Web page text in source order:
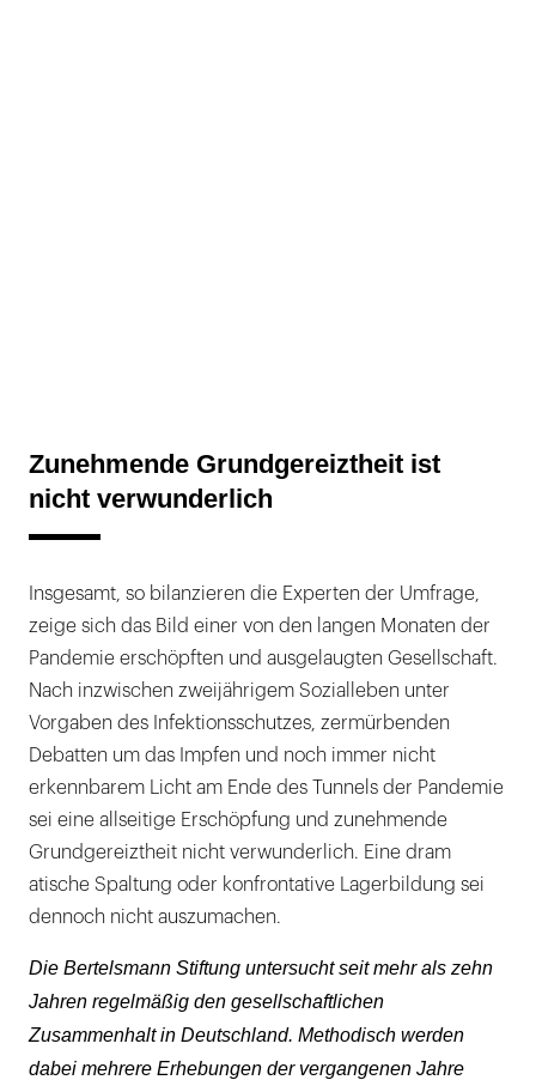
Zunehmende Grundgereiztheit ist
nicht verwunderlich
Insgesamt, so bilanzieren die Experten der Umfrage,
zeige sich das Bild einer von den langen Monaten der
Pandemie erschöpften und ausgelaugten Gesellschaft.
Nach inzwischen zweijährigem Sozialleben unter
Vorgaben des Infektionsschutzes, zermürbenden
Debatten um das Impfen und noch immer nicht
erkennbarem Licht am Ende des Tunnels der Pandemie
sei eine allseitige Erschöpfung und zunehmende
Grundgereiztheit nicht verwunderlich. Eine dram
atische Spaltung oder konfrontative Lagerbildung sei
dennoch nicht auszumachen.
Die Bertelsmann Stiftung untersucht seit mehr als zehn
Jahren regelmäßig den gesellschaftlichen
Zusammenhalt in Deutschland. Methodisch werden
dabei mehrere Erhebungen der vergangenen Jahre